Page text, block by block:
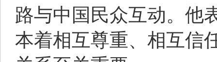
路与中国民众互动。他
本着相互尊重、相互信